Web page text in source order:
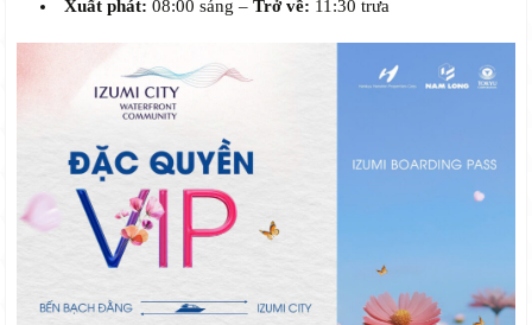
Xuất phát: 08:00 sáng –Trở về: 11:30 trưa